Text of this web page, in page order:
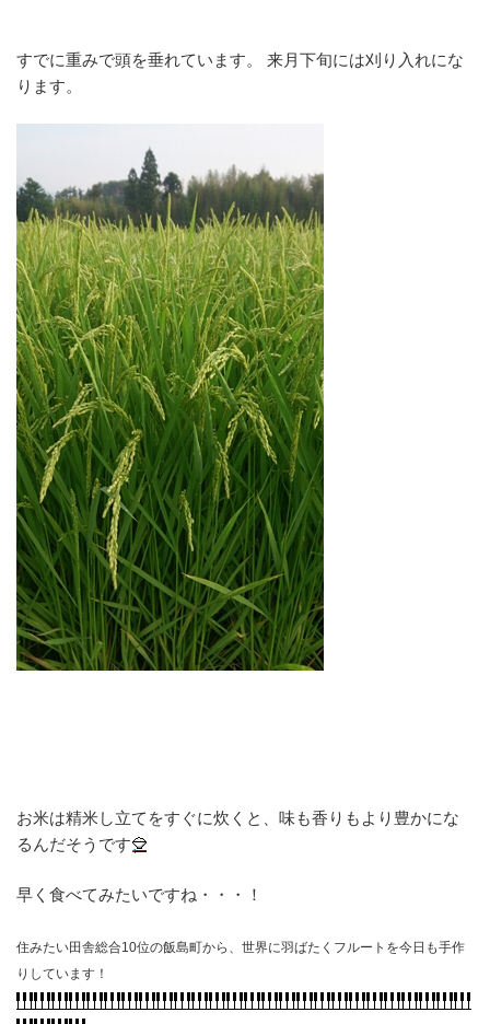
すでに重みで頭を垂れています。 来月下旬には刈り入れにな
ります。
お米は精米し立てをすぐに炊くと、味も香りもより豊かにな
るんだそうです
早く食べてみたいですね・・・！
住みたい田舎総合10位の飯島町から、世界に羽ばたくフルートを今日も手作
りしています！